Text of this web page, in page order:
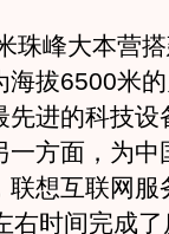
峰大本营搭
拔6500米
进的科技设
方面，为中
想互联网服
右时间完成